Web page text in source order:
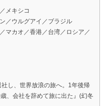
メキシコ
／ウルグアイ／ブラジル
マカオ／香港／台湾／ロシア／
し、世界放浪の旅へ。1年後帰
、会社を辞めて旅に出た』(幻冬